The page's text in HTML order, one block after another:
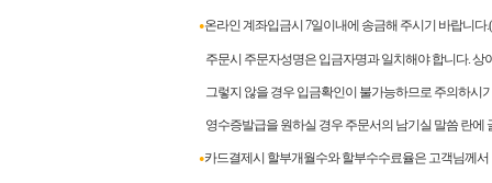
●온라인 계좌입금시 7일이내에 송금해 주시기 바랍니
주문시 주문자성명은 입금자명과 일치해야 합니다.
그렇지 않을 경우 입금확인이 불가능하므로 주의하시
영수증발급을 원하실 경우 주문서의 남기실 말씀 란에
●카드결제시 할부개월수와 할부수수료율은 고객님께